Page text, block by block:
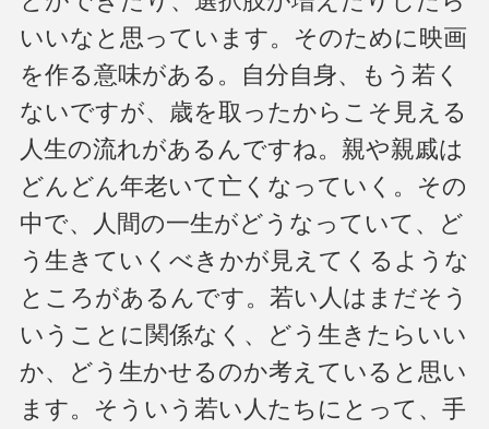
いいなと思っています。そのために映画
を作る意味がある。自分自身、もう若く
ないですが、歳を取ったからこそ見える
人生の流れがあるんですね。親や親戚は
どんどん年老いて亡くなっていく。その
中で、人間の一生がどうなっていて、ど
う生きていくべきかが見えてくるような
ところがあるんです。若い人はまだそう
いうことに関係なく、どう生きたらいい
か、どう生かせるのか考えていると思い
ます。そういう若い人たちにとって、手